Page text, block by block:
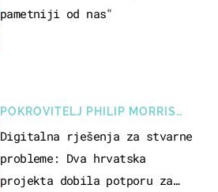
pametniji od nas"
POKROVITELJ PHILIP MORRIS
ZAGREB
Digitalna rješenja za stvarne
probleme: Dva hrvatska
projekta dobila potporu za